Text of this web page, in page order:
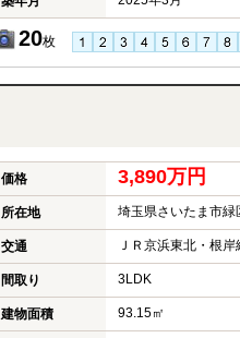
20枚
価格 3,890万円
所在地 埼玉県さいたま市緑
交通 ＪＲ京浜東北・根
間取り 3LDK
建物面積 93.15㎡